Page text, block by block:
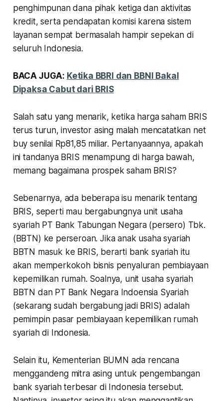
penghimpunan dana pihak ketiga dan aktivitas
kredit, serta pendapatan komisi karena sistem
layanan sempat bermasalah hampir sepekan di
seluruh Indonesia.
BACA JUGA: Ketika BBRI dan BBNI Bakal
Dipaksa Cabut dari BRIS
Salah satu yang menarik, ketika harga saham BRIS
terus turun, investor asing malah mencatatkan net
buy senilai Rp81,85 miliar. Pertanyaannya, apakah
ini tandanya BRIS menampung di harga bawah,
memang bagaimana prospek saham BRIS?
Sebenarnya, ada beberapa isu menarik tentang
BRIS, seperti mau bergabungnya unit usaha
syariah PT Bank Tabungan Negara (persero) Tbk.
(BBTN) ke perseroan. Jika anak usaha syariah
BBTN masuk ke BRIS, berarti bank syariah itu
akan memperkokoh bisnis penyaluran pembiayaan
kepemilikan rumah. Soalnya, unit usaha syariah
BBTN dan PT Bank Negara Indoensia Syariah
(sekarang sudah bergabung jadi BRIS) adalah
pemimpin pasar pembiayaan kepemilikan rumah
syariah di Indonesia.
Selain itu, Kementerian BUMN ada rencana
menggandeng mitra asing untuk pengembangan
bank syariah terbesar di Indonesia tersebut.